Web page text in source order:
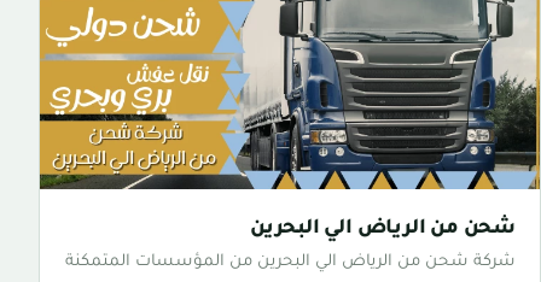
شحن من الرياض الي البحرين
شركة شحن من الرياض الي البحرين من المؤسسات المتمكنة